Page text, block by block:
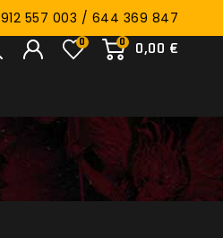
912 557 003 / 644 369 847
0
0,00 €
0